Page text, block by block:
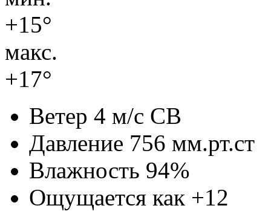
+15°
макс.
+17°
Ветер 4 м/с СВ
Давление 756 мм.рт.ст
Влажность 94%
Ощущается как +12